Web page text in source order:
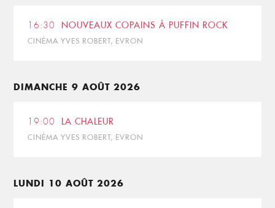
16:30 NOUVEAUX COPAINS À PUFFIN ROCK
CINÉMA YVES ROBERT, EVRON
DIMANCHE 9 AOÛT 2026
19:00 LA CHALEUR
CINÉMA YVES ROBERT, EVRON
LUNDI 10 AOÛT 2026